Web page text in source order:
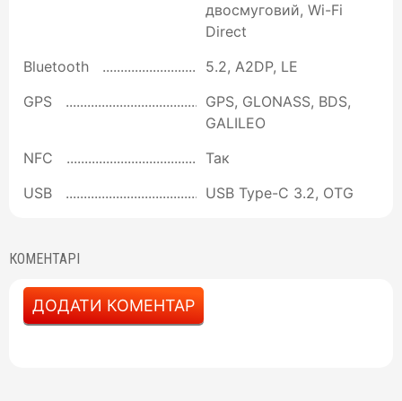
двосмуговий, Wi-Fi
Direct
Bluetooth
5.2, A2DP, LE
GPS
GPS, GLONASS, BDS,
GALILEO
NFC
Так
USB
USB Type-C 3.2, OTG
КОМЕНТАРІ
ДОДАТИ КОМЕНТАР